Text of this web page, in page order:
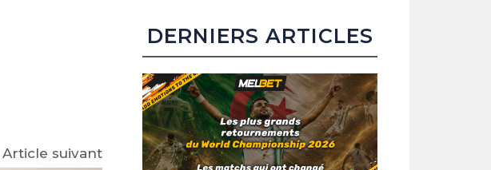
Article suivant
DERNIERS ARTICLES